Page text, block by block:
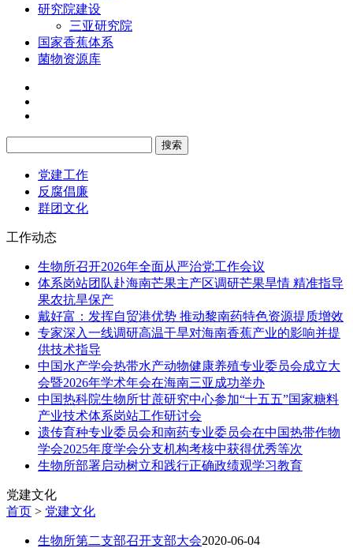
研究院建设
三亚研究院
国家香蕉体系
菌物资源库
党建工作
反腐倡廉
群团文化
工作动态
生物所召开2026年全面从严治党工作会议
体系岗站团队赴海南芒果主产区调研芒果旱情 精准指导
果农抗旱保产
戴好富：发挥自贸港优势 推动黎南药特色资源提质增效
专家深入一线调研高温干旱对海南香蕉产业的影响并提
供技术指导
中国水产学会热带水产动物健康养殖专业委员会成立大
会暨2026年学术年会在海南三亚成功举办
中国热科院生物所甘蔗研究中心参加“十五五”国家糖料
产业技术体系岗站工作研讨会
遗传育种专业委员会和南药专业委员会在中国热带作物
学会2025年度学会分支机构考核中获得优秀等次
生物所部署启动树立和践行正确政绩观学习教育
党建文化
首页 > 党建文化
生物所第二支部召开支部大会2020-06-04